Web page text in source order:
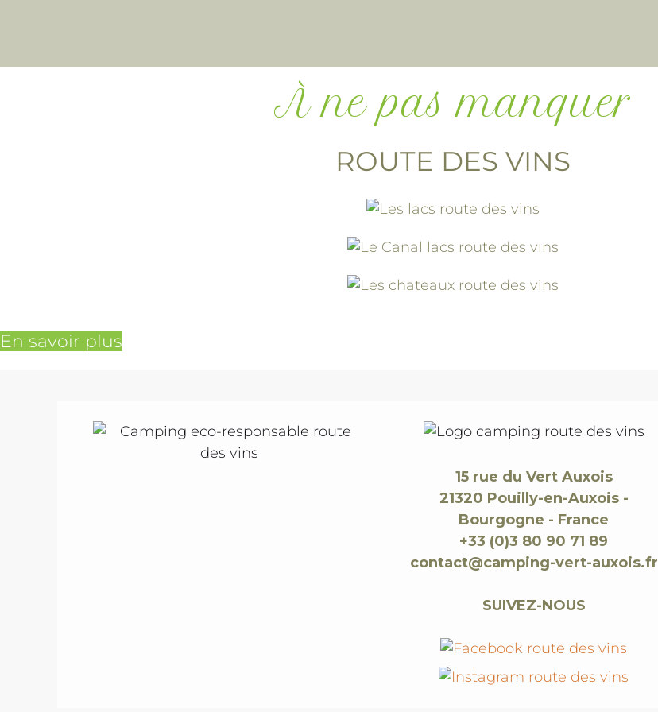
À ne pas manquer
ROUTE DES VINS
En savoir plus
15 rue du Vert Auxois
21320 Pouilly-en-Auxois -
Bourgogne - France
+33 (0)3 80 90 71 89
contact@camping-vert-auxois.fr
SUIVEZ-NOUS